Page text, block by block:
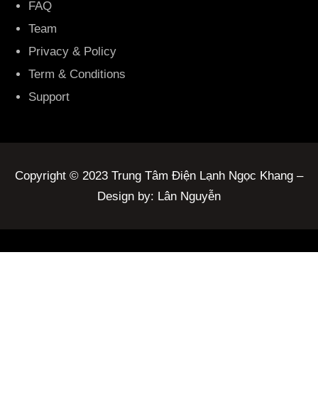
FAQ
Team
Privacy & Policy
Term & Conditions
Support
Copyright © 2023 Trung Tâm Điện Lạnh Ngọc Khang –
Design by: Lân Nguyễn